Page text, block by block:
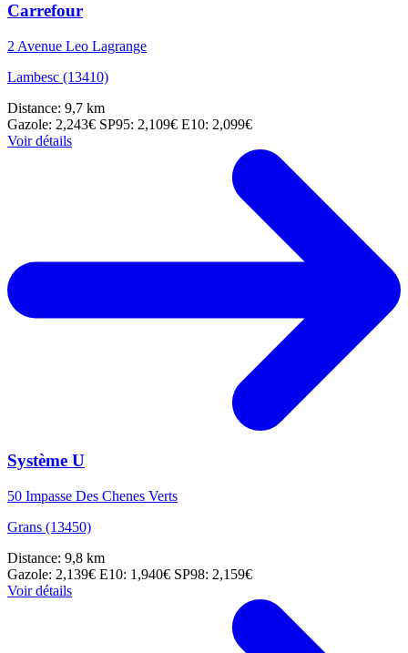
Carrefour
2 Avenue Leo Lagrange
Lambesc (13410)
Distance: 9,7 km
Gazole: 2,243€ SP95: 2,109€ E10: 2,099€
Voir détails
Système U
50 Impasse Des Chenes Verts
Grans (13450)
Distance: 9,8 km
Gazole: 2,139€ E10: 1,940€ SP98: 2,159€
Voir détails